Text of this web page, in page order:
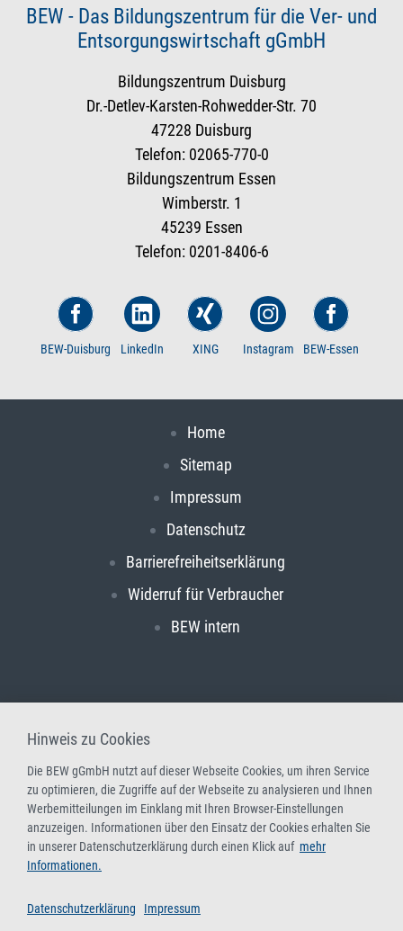
BEW - Das Bildungszentrum für die Ver- und
Entsorgungswirtschaft gGmbH
Bildungszentrum Duisburg
Dr.-Detlev-Karsten-Rohwedder-Str. 70
47228 Duisburg
Telefon: 02065-770-0
Bildungszentrum Essen
Wimberstr. 1
45239 Essen
Telefon: 0201-8406-6
BEW-Duisburg LinkedIn XING Instagram BEW-Essen
Home
Sitemap
Impressum
Datenschutz
Barrierefreiheitserklärung
Widerruf für Verbraucher
BEW intern
Hinweis zu Cookies
Die BEW gGmbH nutzt auf dieser Webseite Cookies, um ihren Service
zu optimieren, die Zugriffe auf der Webseite zu analysieren und Ihnen
Werbemitteilungen im Einklang mit Ihren Browser-Einstellungen
anzuzeigen. Informationen über den Einsatz der Cookies erhalten Sie
in unserer Datenschutzerklärung durch einen Klick auf mehr
Informationen.
Datenschutzerklärung Impressum